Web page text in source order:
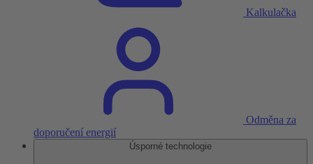
Kalkulačka
Odměna za
doporučení energií
Úsporné technologie